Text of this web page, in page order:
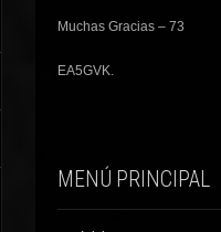
Muchas Gracias – 73
EA5GVK.
MENÚ PRINCIPAL